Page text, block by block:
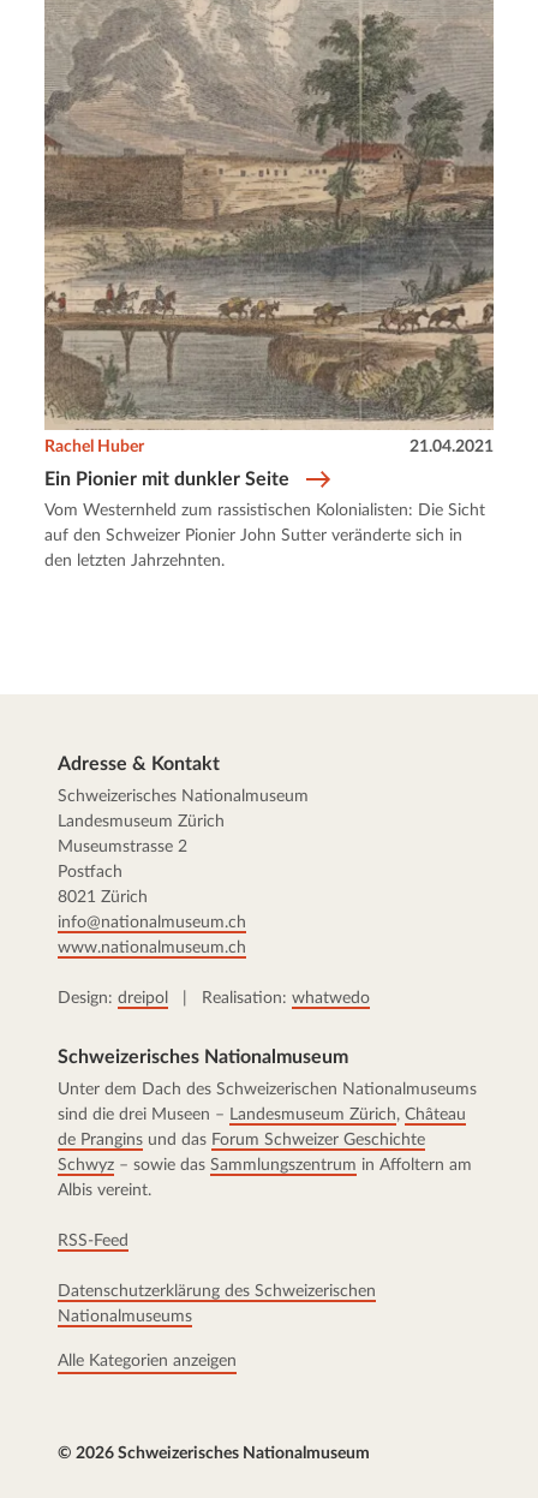
Ein Pionier mit dunkler Seite
Rachel Huber 21.04.2021
Vom Westernheld zum rassistischen Kolonialisten: Die Sicht
auf den Schweizer Pionier John Sutter veränderte sich in
den letzten Jahrzehnten.
Adresse & Kontakt
Schweizerisches Nationalmuseum
Landesmuseum Zürich
Museumstrasse 2
Postfach
8021 Zürich
info@nationalmuseum.ch
www.nationalmuseum.ch
Design: dreipol | Realisation: whatwedo
Schweizerisches Nationalmuseum
Unter dem Dach des Schweizerischen Nationalmuseums
sind die drei Museen – Landesmuseum Zürich, Château
de Prangins und das Forum Schweizer Geschichte
Schwyz – sowie das Sammlungszentrum in Affoltern am
Albis vereint.
RSS-Feed
Datenschutzerklärung des Schweizerischen
Nationalmuseums
Alle Kategorien anzeigen
© 2026 Schweizerisches Nationalmuseum